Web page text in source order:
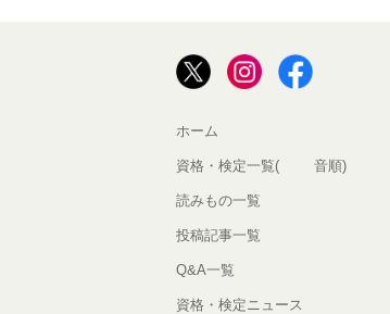
ホーム
資格・検定一覧(50音順)
読みもの一覧
投稿記事一覧
Q&A一覧
資格・検定ニュース